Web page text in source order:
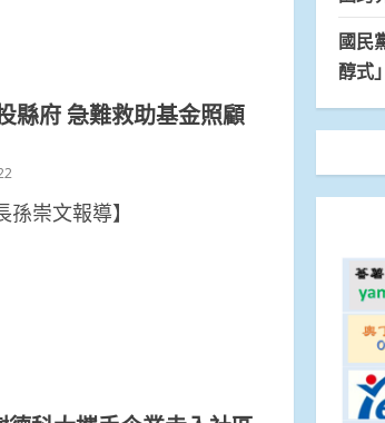
縣府 急難救助基金照顧
孫崇文報導】
國民
醇式